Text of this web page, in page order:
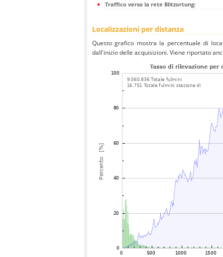
Traffico verso la rete Blitzortung:
Localizzazioni per distanza
Questo grafico mostra la percentuale di
dall'inizio delle acquisizioni. Viene riportato